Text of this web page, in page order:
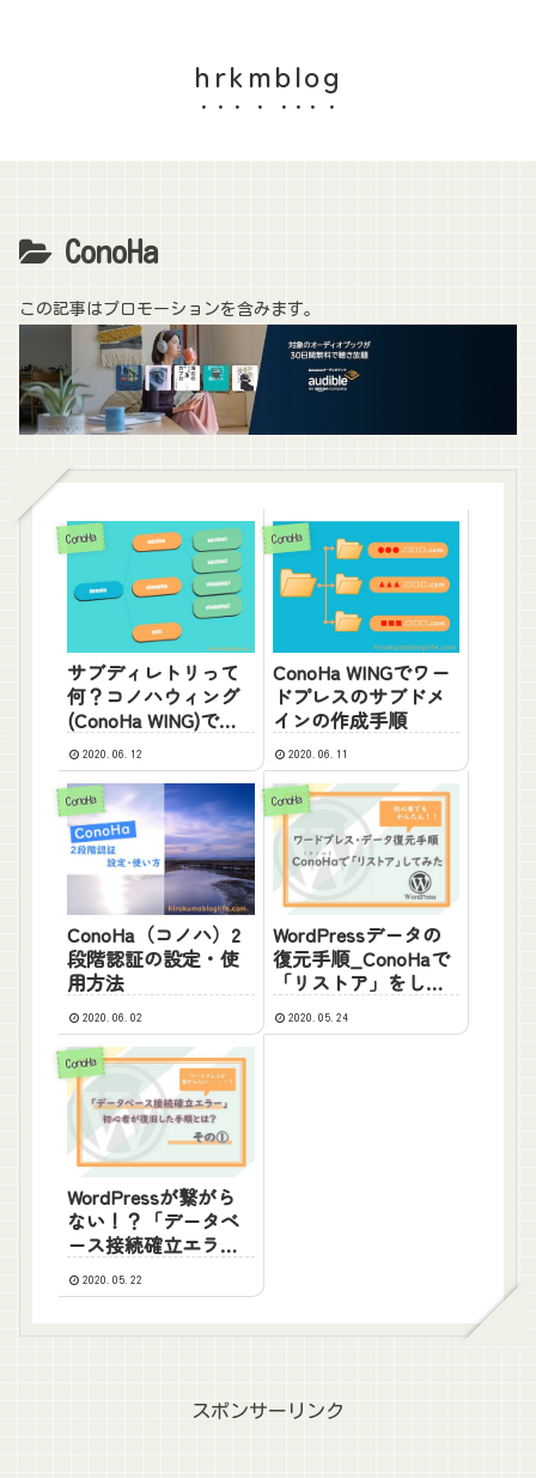
hrkmblog
ConoHa
この記事はプロモーションを含みます。
ConoHa
サブディレトリって
何？コノハウィング
(ConoHa WING)でワ
ードプレス作成手順
2020.06.12
ConoHa
ConoHa WINGでワー
ドプレスのサブドメ
インの作成手順
2020.06.11
ConoHa
ConoHa（コノハ）2
段階認証の設定・使
用方法
2020.06.02
ConoHa
WordPressデータの
復元手順_ConoHaで
「リストア」をして
みる
2020.05.24
ConoHa
WordPressが繋がら
ない！？「データベ
ース接続確立エラ
ー」初心者が復旧し
た手順とは？【1日
2020.05.22
スポンサーリンク